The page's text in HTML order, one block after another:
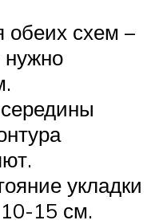
схем –
нужно
укладки
15 см.